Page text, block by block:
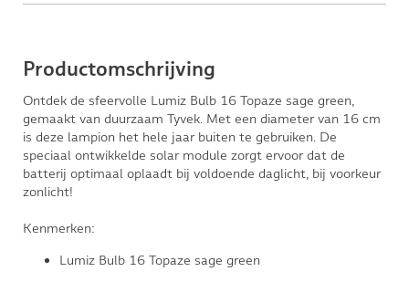
Productomschrijving
Ontdek de sfeervolle Lumiz Bulb 16 Topaze sage green,
gemaakt van duurzaam Tyvek. Met een diameter van 16 cm
is deze lampion het hele jaar buiten te gebruiken. De
speciaal ontwikkelde solar module zorgt ervoor dat de
batterij optimaal oplaadt bij voldoende daglicht, bij voorkeur
zonlicht!
Kenmerken:
Lumiz Bulb 16 Topaze sage green